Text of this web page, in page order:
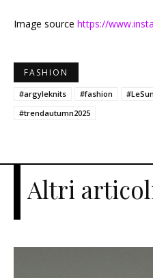
Image source https://
FASHION
#argyleknits #fashion #LeSun
#trendautumn2025
Altri